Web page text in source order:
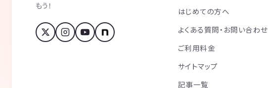
もう！
はじめての方へ
よくある質問・お問い合わせ
ご利用料金
サイトマップ
記事一覧